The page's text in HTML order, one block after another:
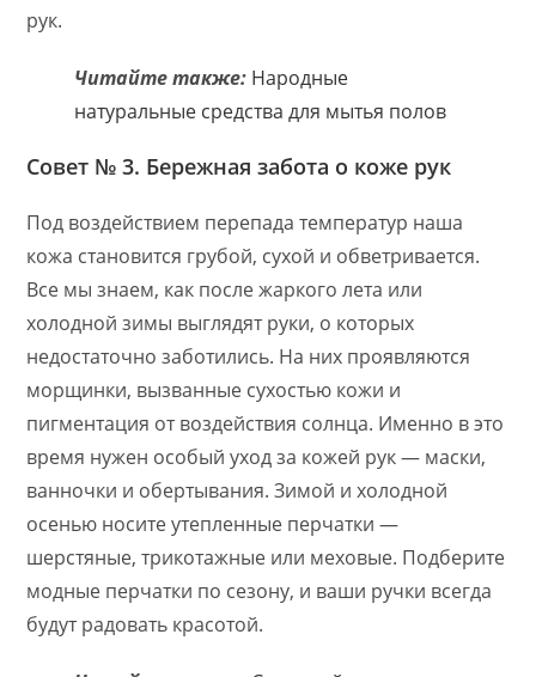
рук.
Читайте также: Народные
натуральные средства для мытья полов
Совет № 3. Бережная забота о коже рук
Под воздействием перепада температур наша
кожа становится грубой, сухой и обветривается.
Все мы знаем, как после жаркого лета или
холодной зимы выглядят руки, о которых
недостаточно заботились. На них проявляются
морщинки, вызванные сухостью кожи и
пигментация от воздействия солнца. Именно в это
время нужен особый уход за кожей рук — маски,
ванночки и обертывания.Зимой и холодной
осенью носите утепленные перчатки —
шерстяные, трикотажные или меховые. Подберите
модные перчатки по сезону, и ваши ручки всегда
будут радовать красотой.